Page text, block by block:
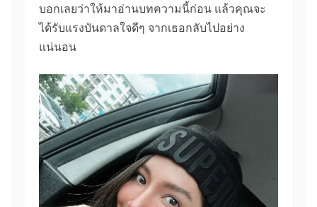
บอกเลยว่าให้มาอ่านบทความนี้ก่อน แล้วคุณจะ
ได้รับแรงบันดาลใจดีๆ จากเธอกลับไปอย่าง
แน่นอน